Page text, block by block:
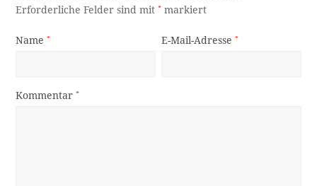
Erforderliche Felder sind mit* markiert
Name* E-Mail-Adresse*
Kommentar*